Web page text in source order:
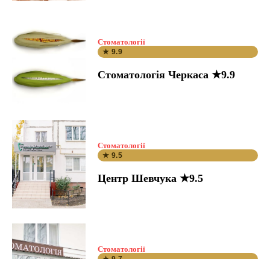
Стоматології
★ 9.9
Стоматологія Черкаса ★9.9
Стоматології
★ 9.5
Центр Шевчука ★9.5
Стоматології